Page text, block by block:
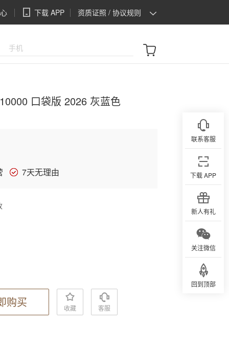
下载 APP 资质证照 / 协议规则
口袋版 2026 灰蓝色
7天无理由
购买 收藏 客服
联系客服
下载 APP
新人有礼
关注微信
回到顶部